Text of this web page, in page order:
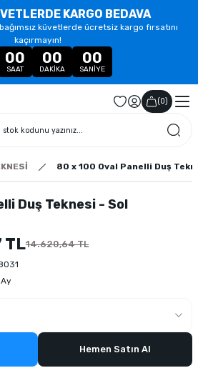
KARGO BEDAVA
küvetlerde ücretsiz kargo fırsatını
kaçırmayın!
00
SAAT
00
DAKIKA
00
SANIYE
(0)
80 x 100 Oval Panelli Duş
Duş Teknesi - Sol
TL14.620,64 TL
Hemen Satın Al